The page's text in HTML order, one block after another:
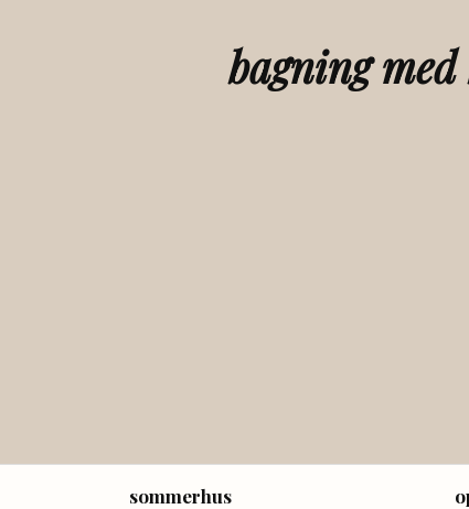
bagning
sommerhus